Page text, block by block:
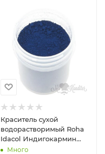
Краситель сухой
водорастворимый Roha
Idacol Индигокармин
E132 10 гр
Много